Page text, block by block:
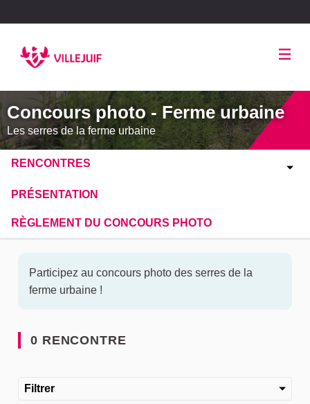
Concours photo - Ferme urbaine
Les serres de la ferme urbaine
RENCONTRES
PRÉSENTATION
RÈGLEMENT DU CONCOURS PHOTO
Participez au concours photo des serres de la
ferme urbaine !
0 RENCONTRE
Filtrer